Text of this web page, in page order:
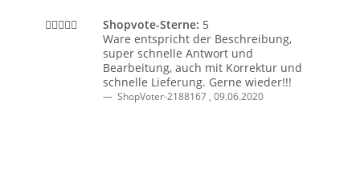
Shopvote-Sterne: 5
Ware entspricht der Beschreibung,
super schnelle Antwort und
Bearbeitung, auch mit Korrektur und
schnelle Lieferung. Gerne wieder!!!
ShopVoter-2188167 , 09.06.2020